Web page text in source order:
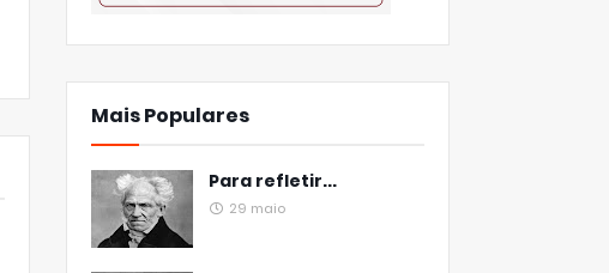
Mais Populares
Para refletir...
29 maio